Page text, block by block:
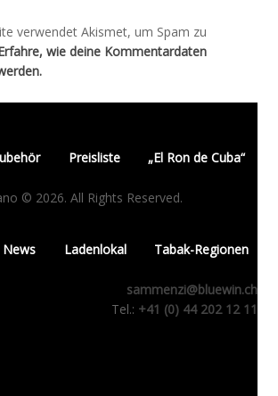
verwendet Akismet, um Spam zu
wie deine Kommentardaten
Preisliste „El Ron de Cuba“
© 2026. All Rights Reserved.
News Ladenlokal Tabak-Regionen
sammenzi@bluewin.ch
Tel.: +41 (0) 44 202 12 11